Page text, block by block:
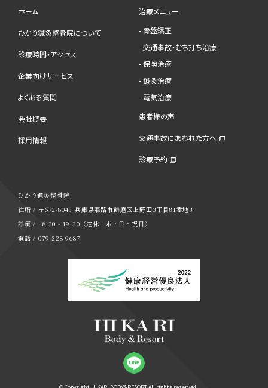
ホーム
ひかり鍼灸整骨院について
診療時間・アクセス
企業向けサービス
よくある質問
会社概要
採用情報
治療メニュー
- 骨盤矯正
- 交通事故・むち打ち治療
- 保険治療
- 鍼灸治療
- 電気治療
患者様の声
交通事故にあわれた方へ
診療予約
ひかり鍼灸整骨院
住所 / 〒672-8043 兵庫県姫路市飾磨区上野田3丁目81番地3
診療 / 8:30 - 19:30（定休：木・日・祝日）
電話 / 079-228-9687